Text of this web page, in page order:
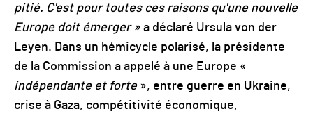
pitié. C'est pour toutes ces raisons qu'une nouvelle
Europe doit émerger » a déclaré Ursula von der
Leyen. Dans un hémicycle polarisé, la présidente
de la Commission a appelé à une Europe «
indépendante et forte», entre guerre en Ukraine,
crise à Gaza, compétitivité économique,